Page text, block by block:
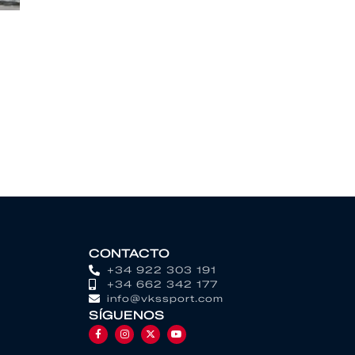
CONTACTO
+34 922 303 191
+34 662 342 177
info@vkssport.com
SÍGUENOS